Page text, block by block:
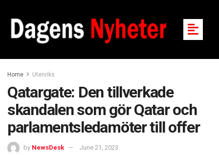
Home Utenriks
Qatargate: Den tillverkade
skandalen som gör Qatar och
parlamentsledamöter till offer
by NewsDesk June 21, 2023